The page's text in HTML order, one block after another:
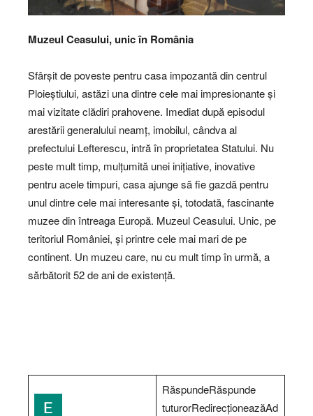
Muzeul Ceasului, unic în România
Sfârșit de poveste pentru casa impozantă din centrul
Ploieștiului, astăzi una dintre cele mai impresionante și
mai vizitate clădiri prahovene. Imediat după episodul
arestării generalului neamț, imobilul, cândva al
prefectului Lefterescu, intră în proprietatea Statului. Nu
peste mult timp, mulțumită unei inițiative, inovative
pentru acele timpuri, casa ajunge să fie gazdă pentru
unul dintre cele mai interesante și, totodată, fascinante
muzee din întreaga Europă. Muzeul Ceasului. Unic, pe
teritoriul României, și printre cele mai mari de pe
continent. Un muzeu care, nu cu mult timp în urmă, a
sărbătorit 52 de ani de existență.
RăspundeRăspunde
tuturorRedirecționeazăAd